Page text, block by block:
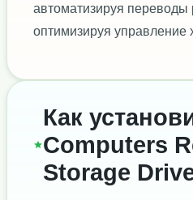
автоматизируя переводы
оптимизируя
Как
Computers
Storage